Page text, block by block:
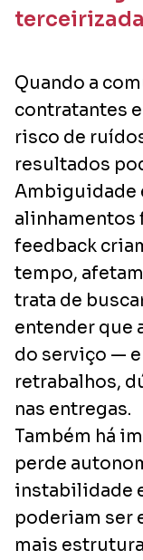
Quando a
contratantes
risco de
resultados
Ambiguidade
alinhamentos
feedback
tempo,
trata de
entender que
do serviço —
retrabalhos,
nas entregas.
Também há
perde
instabilidade
poderiam ser
mais